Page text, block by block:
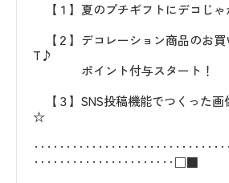
【１】夏のプチギフトにデコじゃ
【２】デコレーション商品のお買
T♪
ポイント付与スタート！
【３】SNS投稿機能でつくった画
☆
‥‥‥‥‥‥‥‥‥‥‥□■